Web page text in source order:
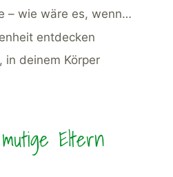
– wie wäre es, wenn…
entdecken
in deinem Körper
Eltern